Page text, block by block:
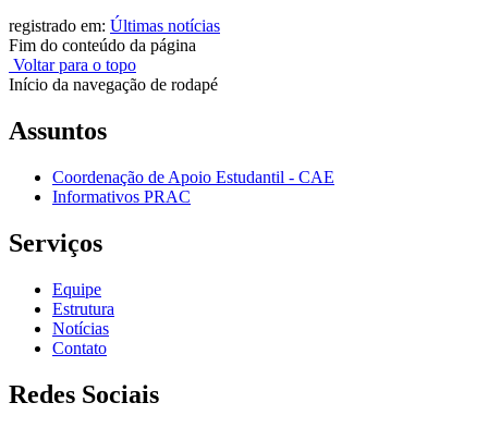
registrado em: Últimas notícias
Fim do conteúdo da página
Voltar para o topo
Início da navegação de rodapé
Assuntos
Coordenação de Apoio Estudantil - CAE
Informativos PRAC
Serviços
Equipe
Estrutura
Notícias
Contato
Redes Sociais